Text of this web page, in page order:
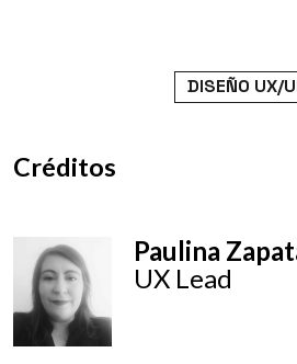
DISEÑO UX/
Créditos
Paulina
UX Lead